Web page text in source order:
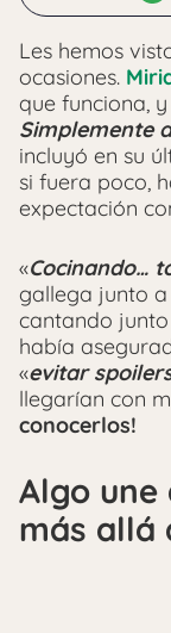
Les hemos
ocasiones.
que funciona,
Simplemente
incluyó en su
si fuera poco,
expectación
«Cocinando…
gallega junto
cantando
había
«evitar
llegarían con
conocerlos!
Algo une
más allá